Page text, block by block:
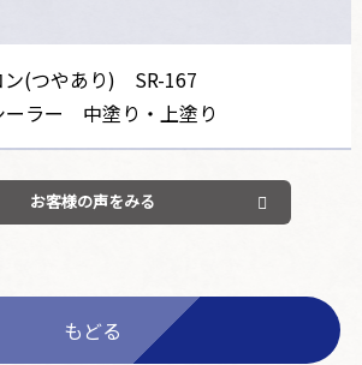
ン(つやあり) SR-167
ーラー 中塗り・上塗り
お客様の声をみる
もどる